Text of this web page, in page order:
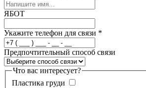
ЯБОТ
Укажите телефон для связи *
Предпочтительный способ связи
Что вас интересует?
Пластика груди